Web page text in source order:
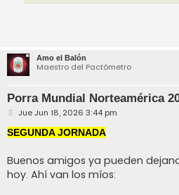
Amo el Balón
Maestro del Pactómetro
Porra Mundial Norteamérica
M
n
s
e
Jue Jun 18, 2026 3:44 pm
SEGUNDA JORNADA
Buenos amigos ya pueden
hoy. Ahí van los míos: